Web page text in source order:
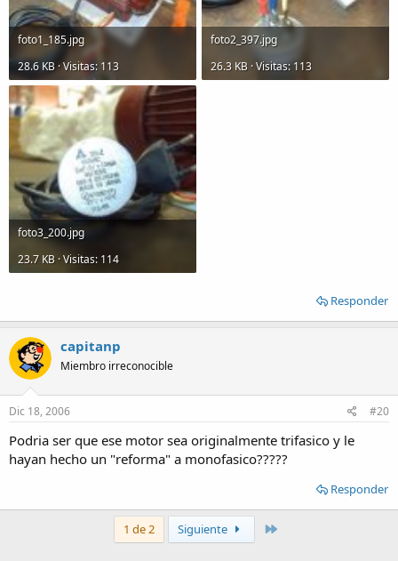
foto1_185.jpg
28.6 KB · Visitas: 113
foto2_397.jpg
26.3 KB · Visitas: 113
foto3_200.jpg
23.7 KB · Visitas: 114
Responder
capitanp
Miembro irreconocible
Dic 18, 2006 #20
Podria ser que ese motor sea originalmente trifasico y le
hayan hecho un "reforma" a monofasico?????
Responder
1 de 2 Siguiente